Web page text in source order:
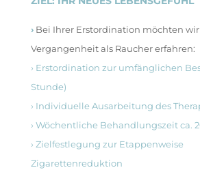
›Bei Ihrer Erstordination möchten wir
Vergangenheit als Raucher erfahren:
› Erstordination zur umfänglichen
Stunde)
› Individuelle Ausarbeitung des
› Wöchentliche Behandlungszeit ca.
› Zielfestlegung zur Etappenweise
Zigarettenreduktion